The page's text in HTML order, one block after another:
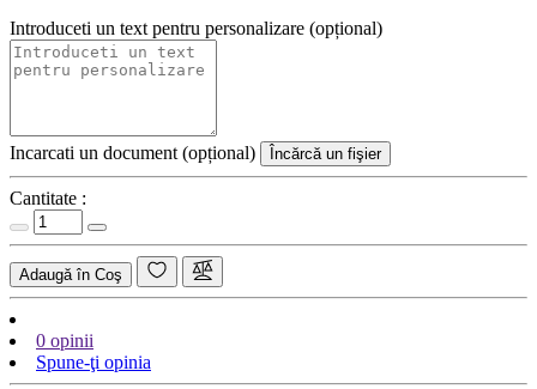
Introduceti un text pentru personalizare (opțional)
Incarcati un document (opțional) Încărcă un fişier
Cantitate :
Adaugă în Coş
0 opinii
Spune-ţi opinia